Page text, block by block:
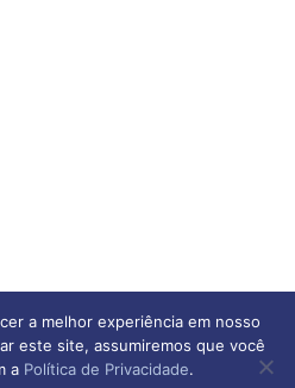
a melhor experiência em nosso
este site, assumiremos que você
a Política de Privacidade.